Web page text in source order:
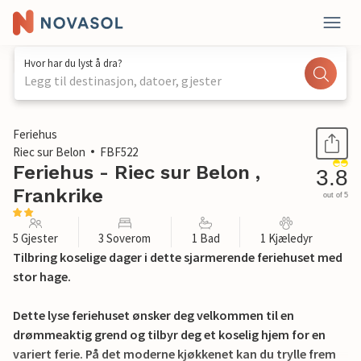
Hvor har du lyst å dra?
Legg til destinasjon, datoer, gjester
1 / 21
Feriehus
Riec sur Belon
FBF522
Feriehus - Riec sur Belon ,
Frankrike
3.8
out of 5
5 Gjester 3 Soverom 1 Bad 1 Kjæledyr
Tilbring koselige dager i dette sjarmerende feriehuset med
stor hage.
Dette lyse feriehuset ønsker deg velkommen til en
drømmeaktig grend og tilbyr deg et koselig hjem for en
variert ferie. På det moderne kjøkkenet kan du trylle frem